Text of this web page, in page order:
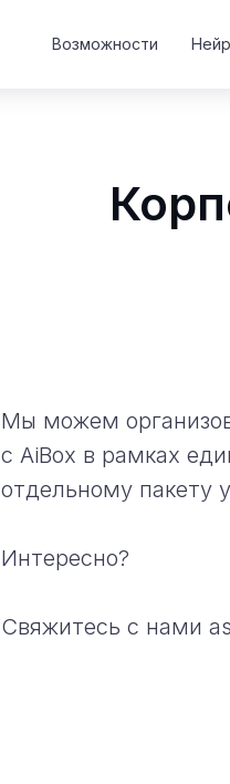
Возможности
Мы можем
с AiBox в рамках
отдельному пакету
Интересно?
Свяжитесь с нами